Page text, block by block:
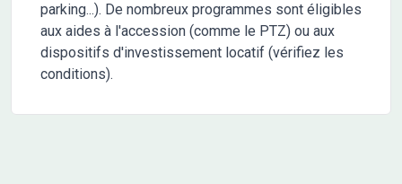
parking...). De nombreux programmes sont éligibles
aux aides à l'accession (comme le PTZ) ou aux
dispositifs d'investissement locatif (vérifiez les
conditions).